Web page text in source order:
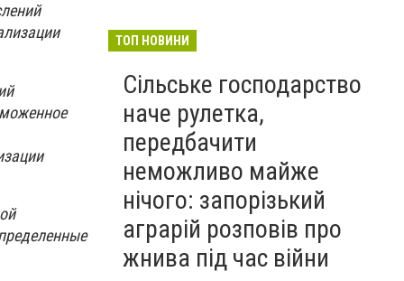
ТОП НОВИНИ
Сільське господарство
наче рулетка,
передбачити
неможливо майже
нічого: запорізький
аграрій розповів про
жнива під час війни